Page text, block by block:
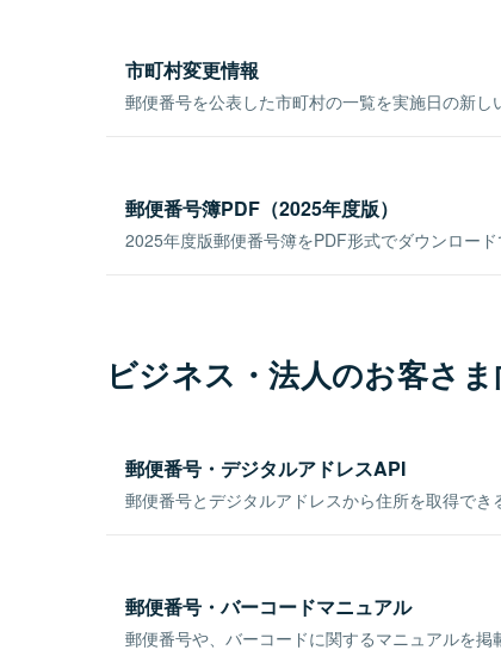
市町村変更情報
郵便番号を公表した市町村の一覧を実施日の新し
郵便番号簿PDF（2025年度版）
2025年度版郵便番号簿をPDF形式でダウンロード
ビジネス・法人のお客さ
郵便番号・デジタルアドレスAPI
郵便番号とデジタルアドレスから住所を取得でき
郵便番号・バーコードマニュアル
郵便番号や、バーコードに関するマニュアルを掲